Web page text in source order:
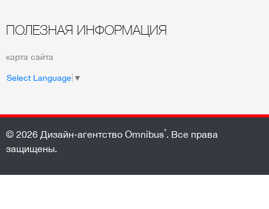
ПОЛЕЗНАЯ ИНФОРМАЦИЯ
карта сайта
Select Language ▼
© 2026 Дизайн-агентство Omnibus*. Все права
защищены.